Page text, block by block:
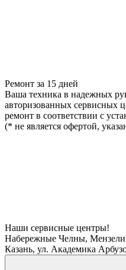
Ремонт за 15 дней
Ваша техника в надежных
авторизованных сервисных
ремонт в соответствии с
(* не является офертой,
Наши сервисные центры!
Набережные Челны,
Казань, ул. Академика